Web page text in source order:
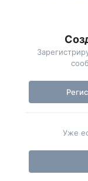
Уже